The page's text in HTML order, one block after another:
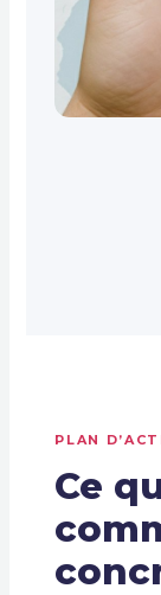
PLAN
Ce